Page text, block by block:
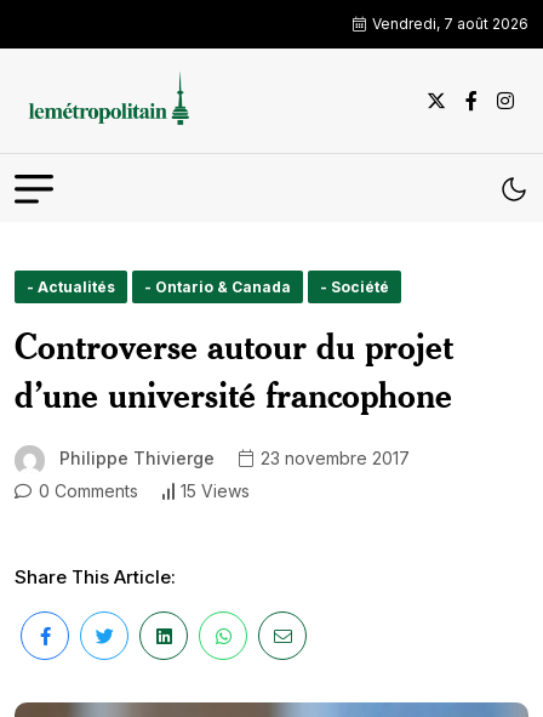
Vendredi, 7 août 2026
- Actualités - Ontario & Canada - Société
Controverse autour du projet
d’une université francophone
Philippe Thivierge
23 novembre 2017
0 Comments
15 Views
Share This Article: